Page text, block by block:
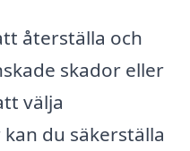
återställa och
skador eller
välja
du säkerställa